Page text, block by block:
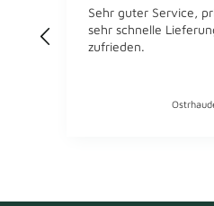
Sehr guter Service,
sehr schnelle
zufrieden.